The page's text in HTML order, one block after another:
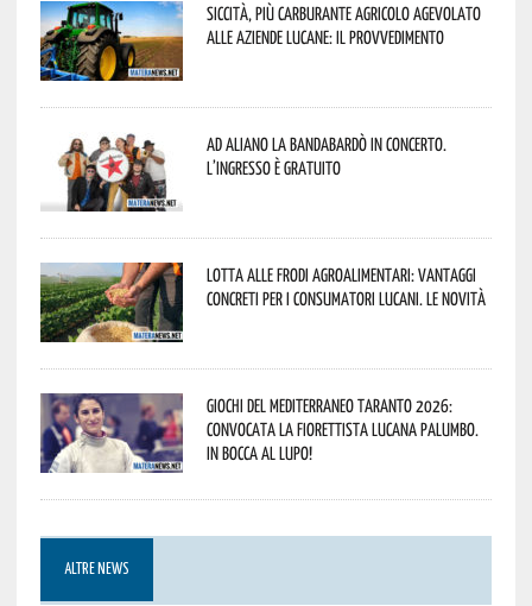
Siccità, più carburante agricolo agevolato
alle aziende lucane: il provvedimento
Ad Aliano la Bandabardò in concerto.
L’ingresso è gratuito
Lotta alle frodi agroalimentari: vantaggi
concreti per i consumatori lucani. Le novità
Giochi del Mediterraneo Taranto 2026:
convocata la fiorettista lucana Palumbo.
In bocca al lupo!
ALTRE NEWS